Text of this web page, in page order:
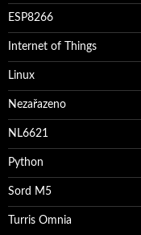
ESP8266
Internet of Things
Linux
Nezařazeno
NL6621
Python
Sord M5
Turris Omnia